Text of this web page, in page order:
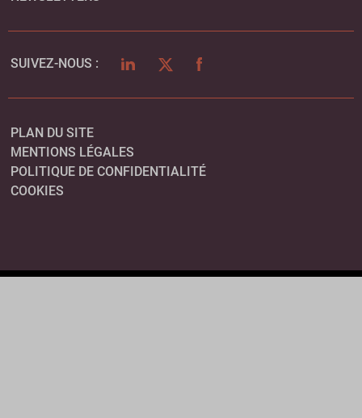
SUIVEZ-NOUS : LINKEDINTWITTERFACEBOOK
PLAN DU SITE
MENTIONS LÉGALES
POLITIQUE DE CONFIDENTIALITÉ
COOKIES